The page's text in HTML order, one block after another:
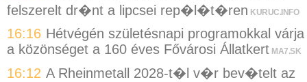
felszerelt dr�nt a lipcsei rep�l�t�ren KURUC.INFO
16:16 Hétvégén születésnapi programokkal várja
a közönséget a 160 éves Fővárosi Állatkert MA7.SK
16:12 A Rheinmetall 2028-t�l v�r bev�telt az